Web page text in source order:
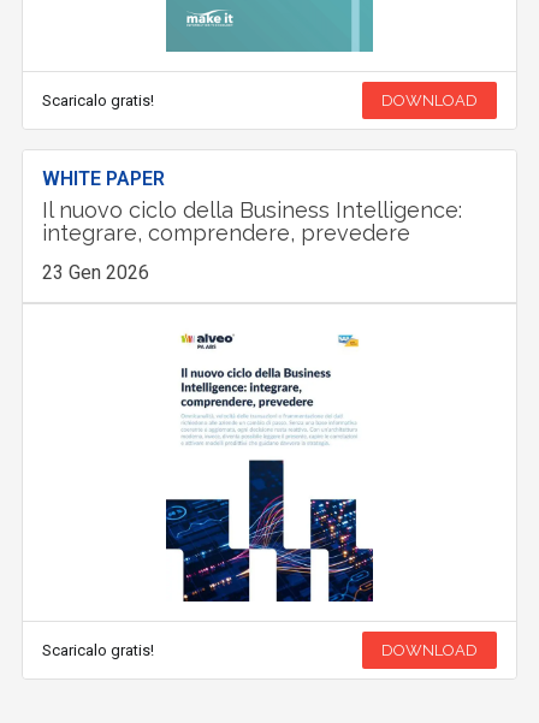
Scaricalo gratis! DOWNLOAD
WHITE PAPER
Il nuovo ciclo della Business Intelligence:
integrare, comprendere, prevedere
23 Gen 2026
Scaricalo gratis! DOWNLOAD